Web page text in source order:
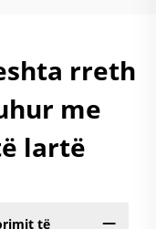
rreth
me
lartë
të